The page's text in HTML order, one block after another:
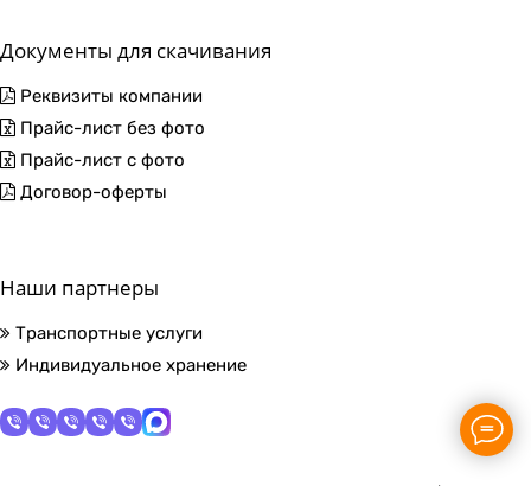
Документы для скачивания
Реквизиты компании
Прайс-лист без фото
Прайс-лист с фото
Договор-оферты
Наши партнеры
Транспортные услуги
Индивидуальное хранение